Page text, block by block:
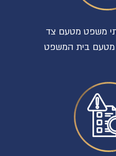
משפט מטעם צד
מטעם בית המשפט